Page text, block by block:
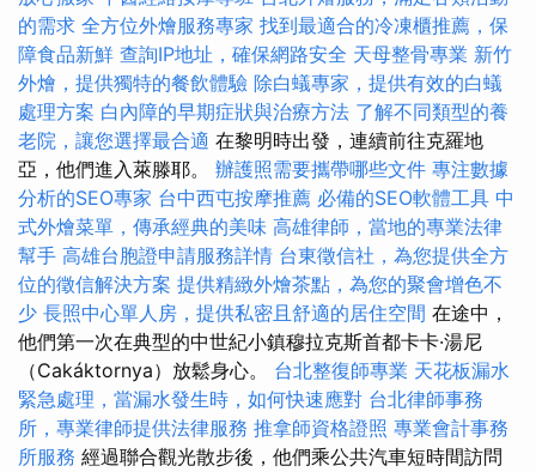
的需求 全方位外燴服務專家 找到最適合的冷凍櫃推薦，保
障食品新鮮 查詢IP地址，確保網路安全 天母整骨專業 新竹
外燴，提供獨特的餐飲體驗 除白蟻專家，提供有效的白蟻
處理方案 白內障的早期症狀與治療方法 了解不同類型的養
老院，讓您選擇最合適 在黎明時出發，連續前往克羅地
亞，他們進入萊滕耶。 辦護照需要攜帶哪些文件 專注數據
分析的SEO專家 台中西屯按摩推薦 必備的SEO軟體工具 中
式外燴菜單，傳承經典的美味 高雄律師，當地的專業法律
幫手 高雄台胞證申請服務詳情 台東徵信社，為您提供全方
位的徵信解決方案 提供精緻外燴茶點，為您的聚會增色不
少 長照中心單人房，提供私密且舒適的居住空間 在途中，
他們第一次在典型的中世紀小鎮穆拉克斯首都卡卡·湯尼
（Cakáktornya）放鬆身心。 台北整復師專業 天花板漏水
緊急處理，當漏水發生時，如何快速應對 台北律師事務
所，專業律師提供法律服務 推拿師資格證照 專業會計事務
所服務 經過聯合觀光散步後，他們乘公共汽車短時間訪問